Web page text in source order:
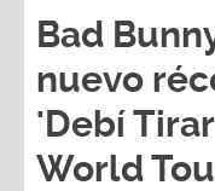
Bad
nuevo
'Debí
World